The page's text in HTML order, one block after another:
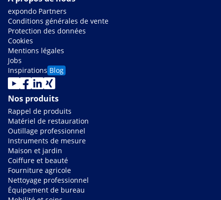
expondo Partners
Conditions générales de vente
Protection des données
Cookies
Mentions légales
Jobs
Inspirations Blog
Nos produits
Rappel de produits
Matériel de restauration
Outillage professionnel
Instruments de mesure
Maison et jardin
Coiffure et beauté
Fourniture agricole
Nettoyage professionnel
Équipement de bureau